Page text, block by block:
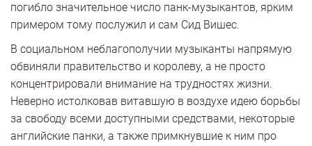
погибло значительное число панк-музыкантов, ярким
примером тому послужил и сам Сид Вишес.
В социальном неблагополучии музыканты напрямую
обвиняли правительство и королеву, а не просто
концентрировали внимание на трудностях жизни.
Неверно истолковав витавшую в воздухе идею борьбы
за свободу всеми доступными средствами, некоторые
английские панки, а также примкнувшие к ним про